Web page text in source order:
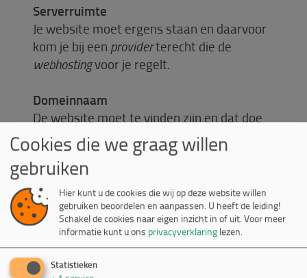
Serverruimte
Je website moet ergens staan en daarvoor
kom je bij een providerterecht die de
webhostingvoor je regelt.
Domeinnaam
De website moet te vinden zijn en dat doe
je via een domeinnaam (
url, webadres
zelf kunt testen op beschikbaarheid en
vervolgens vastleggen.
Kies eenmakkelijk te onthouden, niet te
lange naam
Gebruik een extensie dielogisch past bij
je situatieen aansluit bij wat voor jou
belangrijk is (zoals .nl, .org, .shop of .biz)
Cookies die we graag willen
gebruiken
Hier kunt u de cookies die wij op deze website willen
gebruiken beoordelen en aanpassen. U heeft de leiding!
Schakel de cookies naar eigen inzicht in of uit. Voor meer
informatie kunt u ons privacyverklaring lezen.
Statistieken